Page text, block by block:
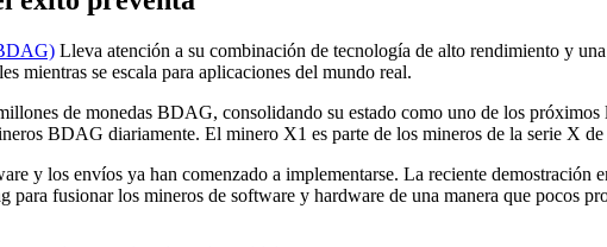
Lleva atención a su combinación de tecnología de alto rendimiento y
mientras se escala para aplicaciones del mundo real.
de monedas BDAG, consolidando su estado como uno de los
BDAG diariamente. El minero X1 es parte de los mineros de la serie X
y los envíos ya han comenzado a implementarse. La reciente
fusionar los mineros de software y hardware de una manera que pocos